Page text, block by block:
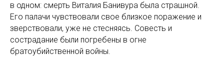
в одном: смерть Виталия Банивура была страшной.
Его палачи чувствовали свое близкое поражение и
зверствовали, уже не стесняясь. Совесть и
сострадание были погребены в огне
братоубийственной войны.